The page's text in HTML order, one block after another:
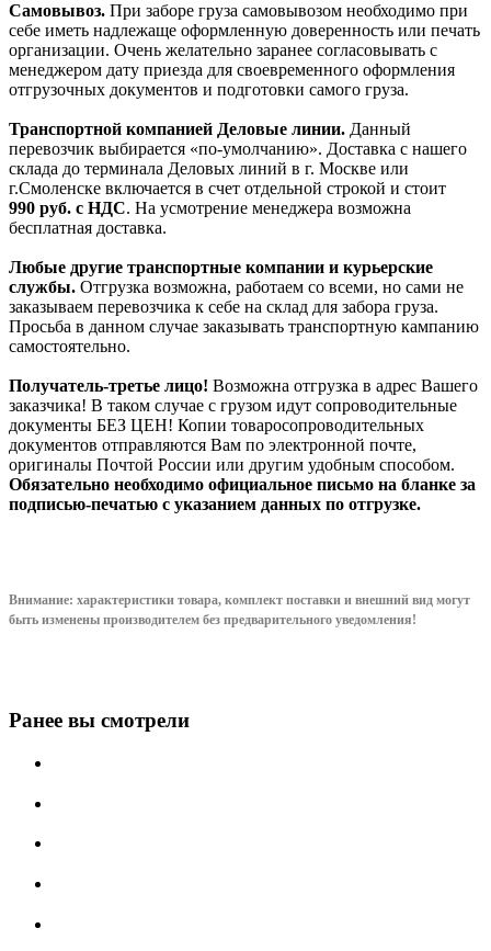
Самовывоз. При заборе груза самовывозом необходимо при
себе иметь надлежаще оформленную доверенность или печать
организации. Очень желательно заранее согласовывать с
менеджером дату приезда для своевременного оформления
отгрузочных документов и подготовки самого груза.
Транспортной компанией Деловые линии. Данный
перевозчик выбирается «по-умолчанию». Доставка с нашего
склада до терминала Деловых линий в г. Москве или
г.Смоленске включается в счет отдельной строкой и стоит
990 руб. с НДС. На усмотрение менеджера возможна
бесплатная доставка.
Любые другие транспортные компании и курьерские
службы. Отгрузка возможна, работаем со всеми, но сами не
заказываем перевозчика к себе на склад для забора груза.
Просьба в данном случае заказывать транспортную кампанию
самостоятельно.
Получатель-третье лицо! Возможна отгрузка в адрес Вашего
заказчика! В таком случае с грузом идут сопроводительные
документы БЕЗ ЦЕН! Копии товаросопроводительных
документов отправляются Вам по электронной почте,
оригиналы Почтой России или другим удобным способом.
Обязательно необходимо официальное письмо на бланке за
подписью-печатью с указанием данных по отгрузке.
Внимание: характеристики товара, комплект поставки и внешний вид могут
быть изменены производителем без предварительного уведомления!
Ранее вы смотрели